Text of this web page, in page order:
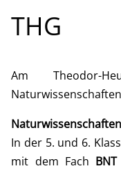
THG
Am Theodor-
In der 5. und 6.
mit dem Fach